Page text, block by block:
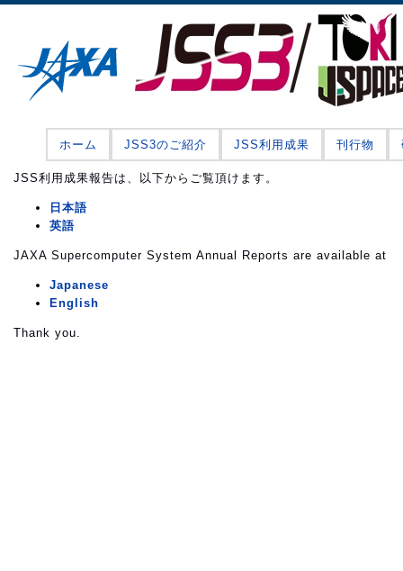
ホーム JSS3のご紹介 JSS利用成果 刊行物
JSS利用成果報告は、以下からご覧頂けます。
日本語
英語
JAXA Supercomputer System Annual Reports are available at
Japanese
English
Thank you.